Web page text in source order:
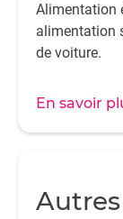
Alimentation
alimentation
de voiture.
En savoir